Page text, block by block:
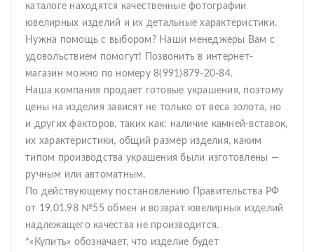
каталоге находятся качественные фотографии
ювелирных изделий и их детальные характеристики.
Нужна помощь с выбором? Наши менеджеры Вам с
удовольствием помогут! Позвонить в интернет-
магазин можно по номеру 8(991)879-20-84.
Наша компания продает готовые украшения, поэтому
цены на изделия зависят не только от веса золота, но
и других факторов, таких как: наличие камней-вставок,
их характеристики, общий размер изделия, каким
типом производства украшения были изготовлены —
ручным или автоматным.
По действующему постановлению Правительства РФ
от 19.01.98 №55 обмен и возврат ювелирных изделий
надлежащего качества не производится.
*«Купить» обозначает, что изделие будет